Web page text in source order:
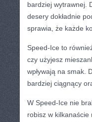
bardziej wytrawnej.
desery dokładnie
sprawia, że każde
Speed-Ice to
czy użyjesz
wpływają na smak.
bardziej ciągnący
W Speed-Ice nie
robisz w